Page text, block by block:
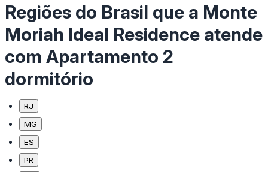
Regiões do Brasil que a Monte
Moriah Ideal Residence atende
com Apartamento 2
dormitório
RJ
MG
ES
PR